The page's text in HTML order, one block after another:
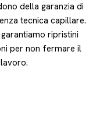
della garanzia di
tecnica capillare.
ripristini
per non fermare il